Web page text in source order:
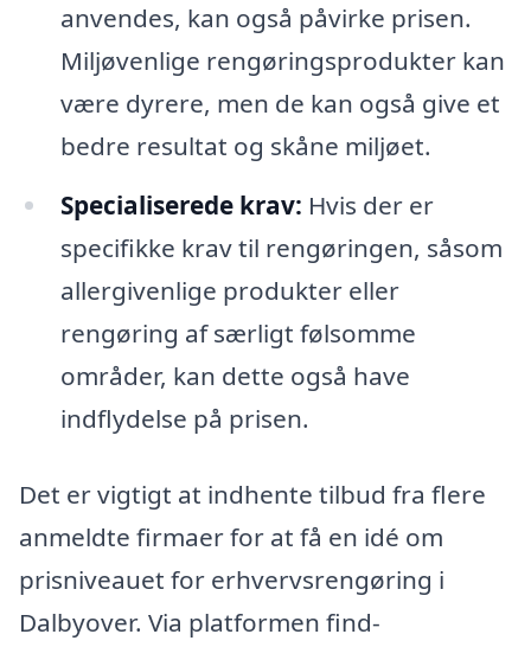
anvendes, kan også påvirke prisen.
Miljøvenlige rengøringsprodukter kan
være dyrere, men de kan også give et
bedre resultat og skåne miljøet.
Specialiserede krav: Hvis der er
specifikke krav til rengøringen, såsom
allergivenlige produkter eller
rengøring af særligt følsomme
områder, kan dette også have
indflydelse på prisen.
Det er vigtigt at indhente tilbud fra flere
anmeldte firmaer for at få en idé om
prisniveauet for erhvervsrengøring i
Dalbyover. Via platformen find-